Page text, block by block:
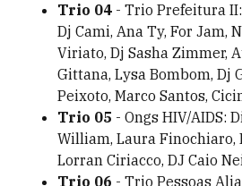
Trio 04 - Trio Prefeitura
Dj Cami, Ana Ty, For Jam,
Viriato, Dj Sasha Zimmer,
Gittana, Lysa Bombom, Dj
Peixoto, Marco Santos,
Trio 05 - Ongs HIV/AIDS:
William, Laura Finochiaro,
Lorran Ciriacco, DJ Caio
Trio 06 - Trio Pessoas